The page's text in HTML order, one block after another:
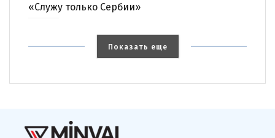
«Служу только Сербии»
Показать еще